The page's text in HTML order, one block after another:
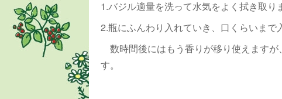
1.バジル適量を洗って水気をよく拭き取り
2.瓶にふんわり入れていき、口くらいまで
数時間後にはもう香りが移り使えます
す。